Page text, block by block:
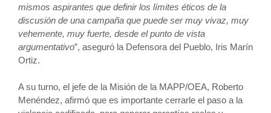
mismos aspirantes que definir los límites éticos de la
discusión de una campaña que puede ser muy vivaz, muy
vehemente, muy fuerte, desde el punto de vista
argumentativo”, aseguró la Defensora del Pueblo, Iris Marín
Ortiz.
A su turno, el jefe de la Misión de la MAPP/OEA, Roberto
Menéndez, afirmó que es importante cerrarle el paso a la